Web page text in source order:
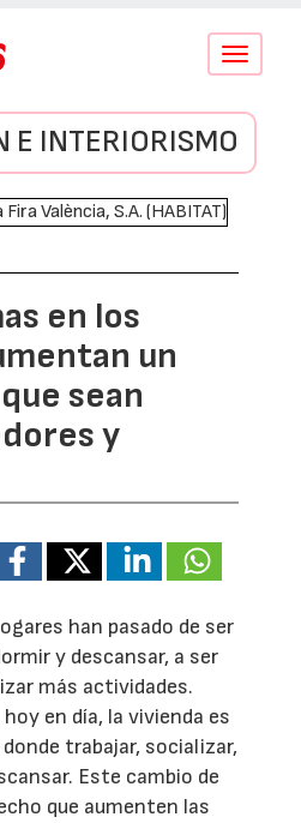
Conmutar
E INTERIORISMO
en los
un
sean
y
han pasado de ser
y descansar, a ser
más actividades.
en día, la vivienda es
trabajar, socializar,
Este cambio de
que aumenten las